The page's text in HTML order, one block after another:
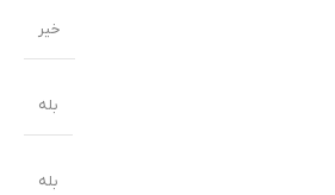
خیر
بله
بله